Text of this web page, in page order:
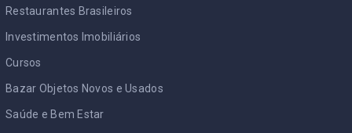
Restaurantes Brasileiros
Investimentos Imobiliários
Cursos
Bazar Objetos Novos e Usados
Saúde e Bem Estar